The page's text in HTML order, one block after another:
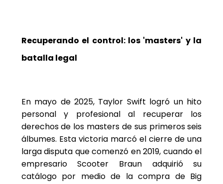
Recuperando el control: los 'masters' y la
batalla legal
En mayo de 2025, Taylor Swift logró un hito
personal y profesional al recuperar los
derechos de los masters de sus primeros seis
álbumes. Esta victoria marcó el cierre de una
larga disputa que comenzó en 2019, cuando el
empresario Scooter Braun adquirió su
catálogo por medio de la compra de Big